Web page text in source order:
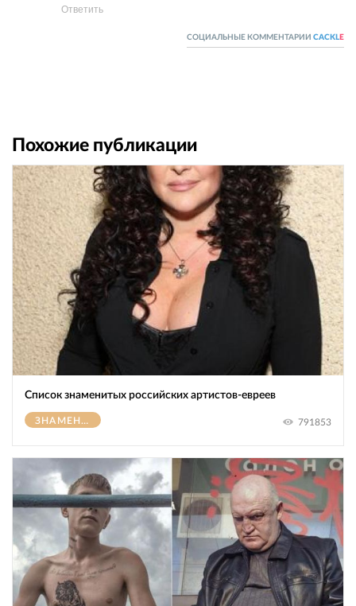
Ответить
СОЦИАЛЬНЫЕ КОММЕНТАРИИ CACKL E
Похожие публикации
Список знаменитых российских артистов-евреев
ЗНАМЕНИТОСТИ 791853